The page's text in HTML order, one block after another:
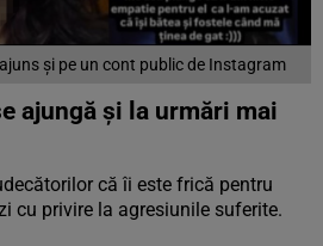
și pe un cont public de Instagram
ajungă și la urmări mai
că îi este frică pentru
cu privire la agresiunile suferite.